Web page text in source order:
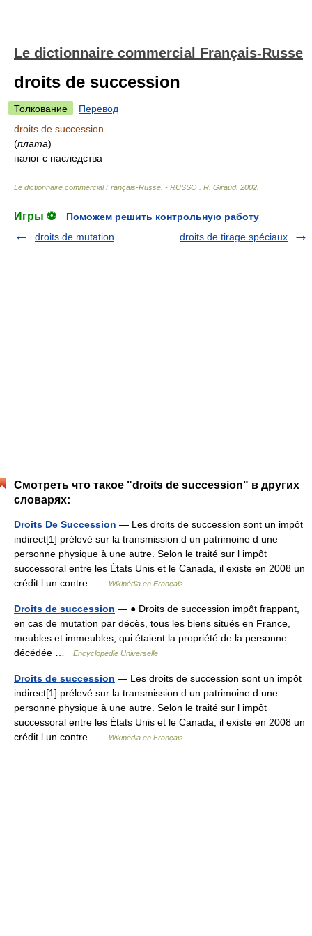
Le dictionnaire commercial Français-Russe
droits de succession
Толкование
Перевод
droits de succession
(плата)
налог с наследства
Le dictionnaire commercial Français-Russe. - RUSSO R. Giraud. 2002
Игры ⚽
Поможем решить контрольную работу
droits de mutation
droits de tirage spéciaux
Смотреть что такое "droits de succession" в других
словарях:
Droits De Succession — Les droits de succession sont un impôt
indirect[1] prélevé sur la transmission d un patrimoine d une
personne physique à une autre. Selon le traité sur l impôt
successoral entre les États Unis et le Canada, il existe en 2008 un
crédit l un contre …
Wikipédia en Français
Droits de succession — ● Droits de succession impôt frappant,
en cas de mutation par décès, tous les biens situés en France,
meubles et immeubles, qui étaient la propriété de la personne
décédée …
Encyclopédie Universelle
Droits de succession — Les droits de succession sont un impôt
indirect[1] prélevé sur la transmission d un patrimoine d une
personne physique à une autre. Selon le traité sur l impôt
successoral entre les États Unis et le Canada, il existe en 2008 un
crédit l un contre …
Wikipédia en Français